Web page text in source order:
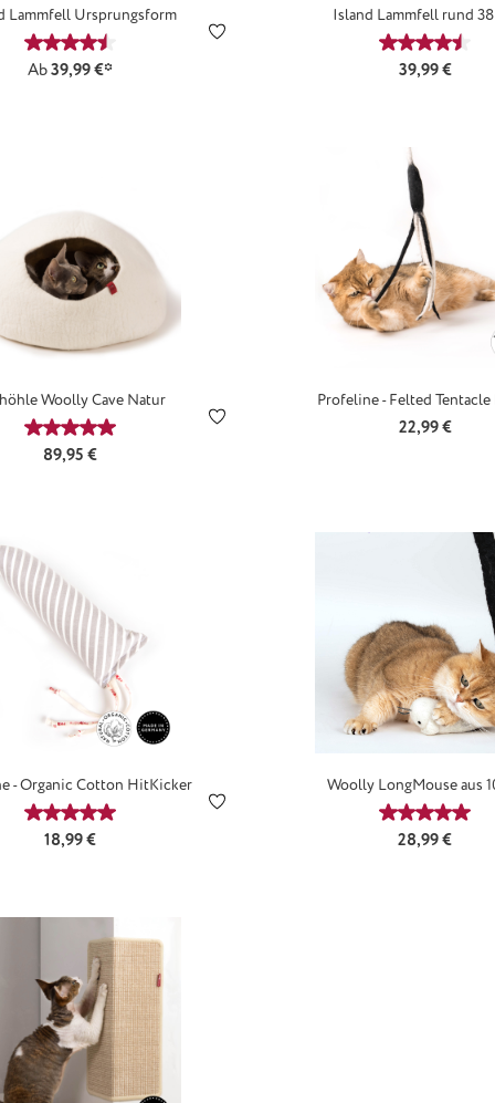
Sternen
Lammfell Ursprungsform
Durchschnittliche Bewertung von 4.5 von 5 Sternen
Ab39,99 €*
Island Lammfell rund
Regulärer
39,99 €
Sternen
Woolly Cave Natur
Durchschnittliche Bewertung von 5 von 5 Sternen
Regulärer Preis:
89,95 €
Profeline - Felted Tentacle
Regulärer
22,99 €
Sternen
- Organic Cotton HitKicker
Durchschnittliche Bewertung von 5 von 5 Sternen
Regulärer Preis:
18,99 €
Woolly LongMouse aus
Schurwolle
Regulärer
28,99 €